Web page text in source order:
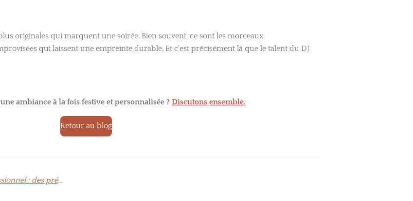
originales qui marquent une soirée. Bien souvent, ce sont les morceaux
qui laissent une empreinte durable. Et c’est précisément là que le talent du DJ
ambiance à la fois festive et personnalisée ? Discutons ensemble.
Retour au blog
Une journée dans la peau d’un DJ professionnel : des préparatifs à la piste de danse